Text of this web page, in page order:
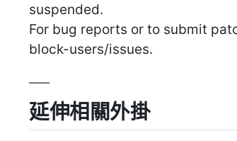
suspended.
For bug reports or to submit
block-users/issues.
延伸相關外掛